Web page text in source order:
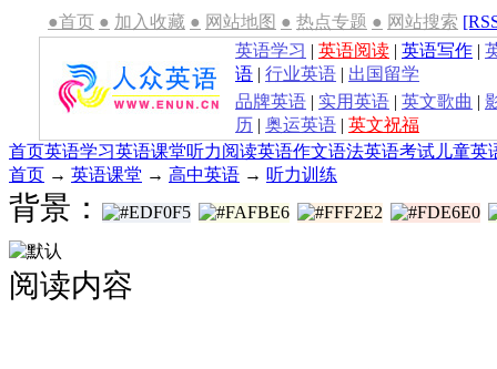
●首页 ● 加入收藏 ● 网站地图 ● 热点专题 ● 网站搜索
英语学习 | 英语阅读 | 英语写作 |
语 | 行业英语 | 出国留学
品牌英语 | 实用英语 | 英文歌曲 |
历 | 奥运英语 | 英文祝福
首页英语学习英语课堂听力阅读英语作文语法英语考试 儿童英
首页 → 英语课堂 → 高中英语 → 听力训练
背景：
阅读内容